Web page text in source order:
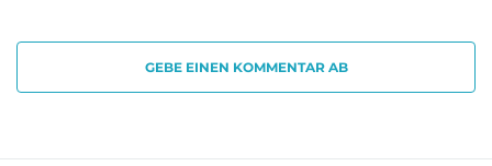
GEBE EINEN KOMMENTAR AB